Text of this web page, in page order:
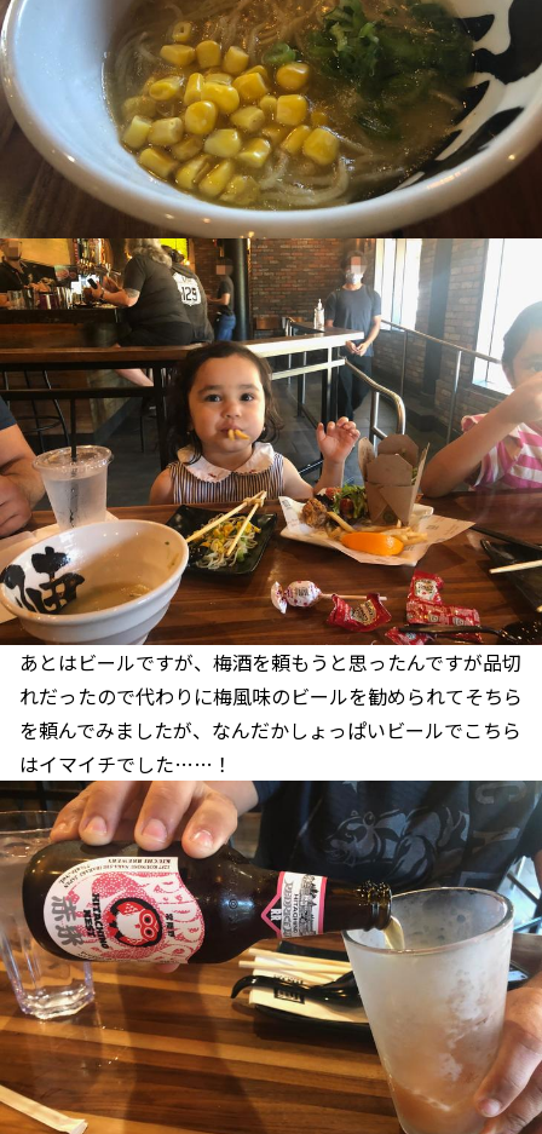
あとはビールですが、梅酒を頼もうと思ったんですが品切
れだったので代わりに梅風味のビールを勧められてそちら
を頼んでみましたが、なんだかしょっぱいビールでこちら
はイマイチでした……！